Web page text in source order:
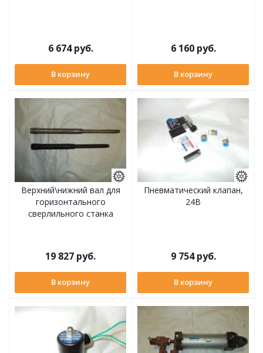
6 674руб.
В корзину
6 160руб.
В корзину
Верхний\нижний вал для
горизонтального
сверлильного станка
19 827 руб.
В корзину
Пневматический клапан,
24В
9 754руб.
В корзину